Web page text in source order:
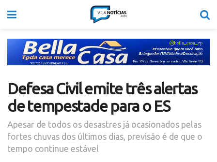
Defesa Civil emite três alertas
de tempestade para o ES
Apesar de todos os desastres já ocasionados pelas
fortes chuvas dos últimos dias, previsão é de que o
tempo continue estável